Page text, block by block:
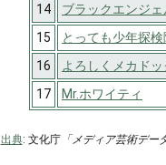
14
ブラックエンジ
15
とっても少年探検
16
よろしくメカドッ
17
Mr.ホワイティ
出典: 文化庁「メディア芸術デー